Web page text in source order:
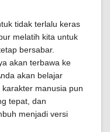
tidak terlalu keras
melatih kita untuk
bersabar.
akan terbawa ke
akan belajar
manusia pun
tepat, dan
menjadi versi